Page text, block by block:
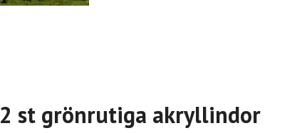
2 st grönrutiga akryllindor